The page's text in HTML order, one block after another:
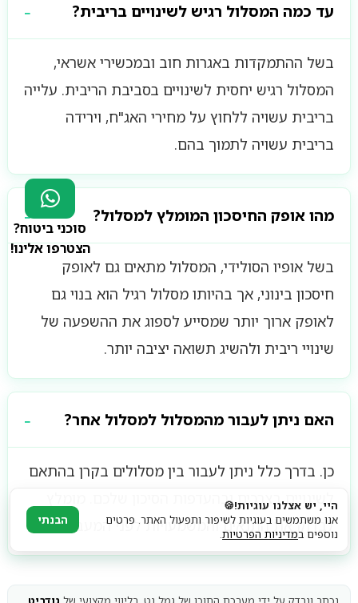
עד כמה המסלול רגיש לשינויים בריבית?
בשל ההתמקדות באגרות חוב ובמכשירי אשראי,
המסלול רגיש יחסית לשינויים בסביבת הריבית. עלייה
בריבית עשויה ללחוץ על מחירי האג"ח, וירידה
בריבית עשויה לתמוך בהם.
מהו אופק החיסכון המומלץ למסלול?
בשל אופיו הסולידי, המסלול מתאים גם לאופק
חיסכון בינוני, אך בהיותו מסלול רגיל הוא בנוי גם
לאופק ארוך יותר שמסייע לספוג את ההשפעה של
שינויי ריבית ולהשיג תשואה יציבה יותר.
האם ניתן לעבור מהמסלול למסלול אחר?
כן. בדרך כלל ניתן לעבור בין מסלולים בקרן בהתאם
לשינויים בצרכים ובהעדפות הסיכון שלכם. מומלץ
לבדוק את התנאים והמשמעויות לפני המעבר.
סוכני ביטוח?
הצטרפו אלינו!
היי, יש אצלנו עוגיות!🍪
אנו משתמשים בעוגיות לשיפור ותפעול האתר. פרטים
נוספים במדיניות הפרטיות.
הבנתי